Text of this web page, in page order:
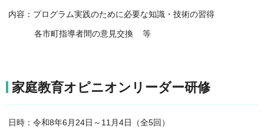
内容：プログラム実践のために必要な知識・技術の習得
各市町指導者間の意見交換 等
家庭教育オピニオンリーダー研修
日時：令和8年6月24日～11月4日（全5回）